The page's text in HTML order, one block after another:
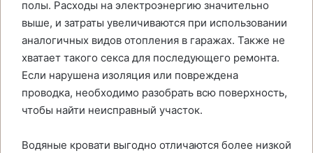
полы. Расходы на электроэнергию значительно
выше, и затраты увеличиваются при использовании
аналогичных видов отопления в гаражах. Также не
хватает такого секса для последующего ремонта.
Если нарушена изоляция или повреждена
проводка, необходимо разобрать всю поверхность,
чтобы найти неисправный участок.
Водяные кровати выгодно отличаются более низкой